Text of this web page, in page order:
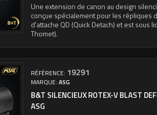
Une extension de canon au design
conçue spécialement pour les répliques
d'attache QD (Quick Detach) et est sous
Thomet).
RÉFÉRENCE: 19291
MARQUE:ASG
B&T SILENCIEUX ROTEX-V BLAST
ASG